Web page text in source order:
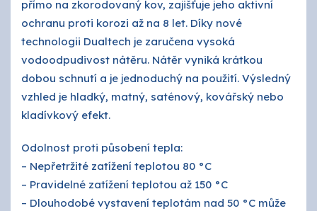
přímo na zkorodovaný kov, zajišťuje jeho aktivní
ochranu proti korozi až na 8 let. Díky nové
technologii Dualtech je zaručena vysoká
vodoodpudivost nátěru. Nátěr vyniká krátkou
dobou schnutí a je jednoduchý na použití. Výsledný
vzhled je hladký, matný, saténový, kovářský nebo
kladívkový efekt.
Odolnost proti působení tepla:
– Nepřetržité zatížení teplotou 80 °C
– Pravidelné zatížení teplotou až 150 °C
– Dlouhodobé vystavení teplotám nad 50 °C může